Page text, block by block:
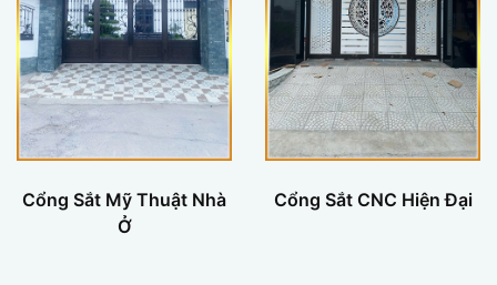
Cổng Sắt Mỹ Thuật Nhà
Ở
Cổng Sắt CNC Hiện Đại